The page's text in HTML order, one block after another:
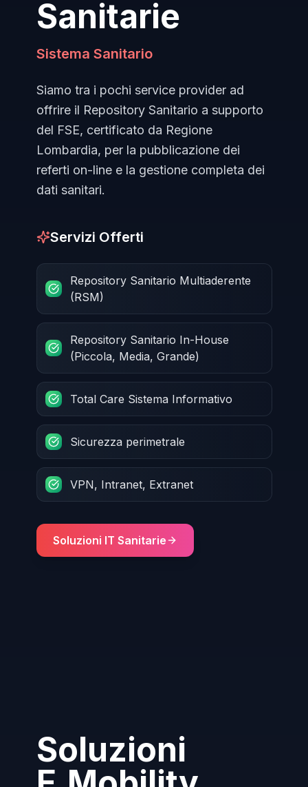
Sanitarie
Sistema Sanitario
Siamo tra i pochi service provider ad
offrire il Repository Sanitario a supporto
del FSE, certificato da Regione
Lombardia, per la pubblicazione dei
referti on-line e la gestione completa dei
dati sanitari.
Servizi Offerti
Repository Sanitario Multiaderente
(RSM)
Repository Sanitario In-House
(Piccola, Media, Grande)
Total Care Sistema Informativo
Sicurezza perimetrale
VPN, Intranet, Extranet
Soluzioni IT Sanitarie
Soluzioni